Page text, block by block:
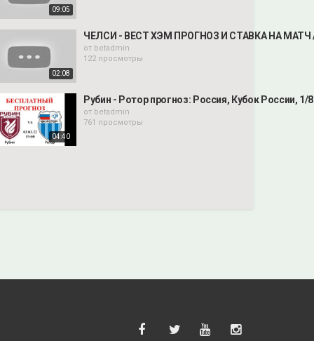
09:05
02:08
ЧЕЛСИ - ВЕСТ ХЭМ ПРОГНОЗ И СТАВКА НА МАТЧ
от betadmin
122 просмотры
04:40
Рубин - Ротор прогноз: Россия, Кубок России,
от betadmin
761 просмотры